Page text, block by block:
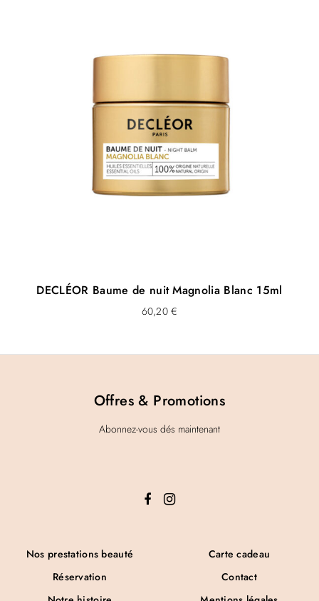
DECLÉOR Baume de nuit Magnolia Blanc 15ml
60,20€
Nos prestations beauté
Réservation
Carte cadeau
Contact
Offres & Promotions
Abonnez-vous dés maintenant